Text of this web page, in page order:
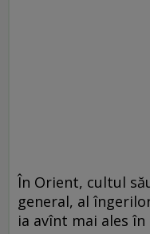
În Orient, cultul
general, al
ia avînt mai ales